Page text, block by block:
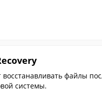
файлы
системы.